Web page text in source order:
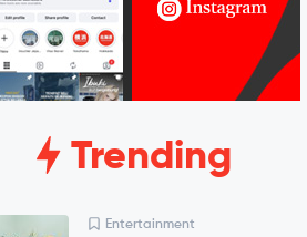
Trending
Entertainment